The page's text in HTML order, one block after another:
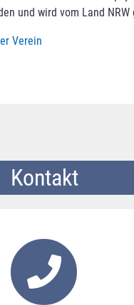
und wird vom Land
Verein
Kontakt